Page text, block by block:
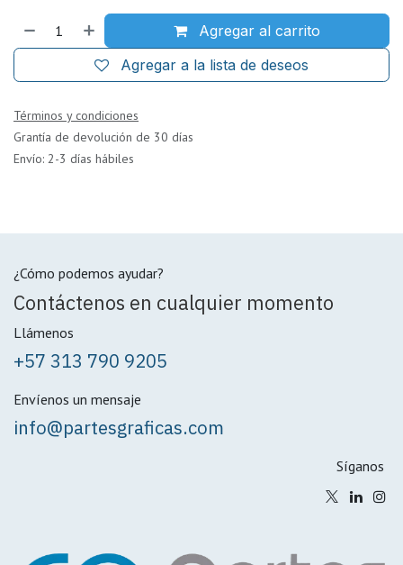
Agregar al carrito
Agregar a la lista de deseos
Términos y condiciones
Grantía de devolución de 30 días
Envío: 2-3 días hábiles
¿Cómo podemos ayudar?
Contáctenos en cualquier momento
Llámenos
+57 313 790 9205
Envíenos un mensaje
info@partesgraficas.com
Síganos